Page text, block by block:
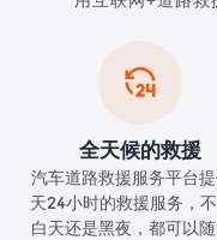

全天候的救援
汽车道路救援服务平台
天24小时的救援服务，
白天还是黑夜，都可以